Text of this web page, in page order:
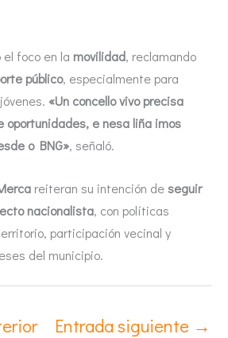
foco en la movilidad, reclamando
público, especialmente para
«Un concello vivo precisa
oportunidades, e nesa liña imos
o BNG», señaló.
reiteran su intención deseguir
nacionalista, con políticas
participación vecinal y
del municipio.
Entrada siguiente →